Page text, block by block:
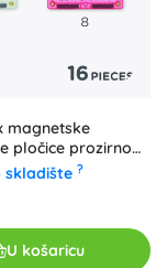
magnetske
pločice prozirno
kom
skladište ?
U košaricu